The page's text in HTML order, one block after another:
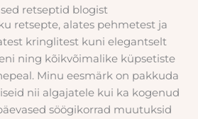
retseptid blogist
retsepte, alates pehmetest ja
kringlitest kuni elegantselt
ning kõikvõimalike küpsetiste
Minu eesmärk on pakkuda
nii algajatele kui ka kogenud
söögikorrad muutuksid